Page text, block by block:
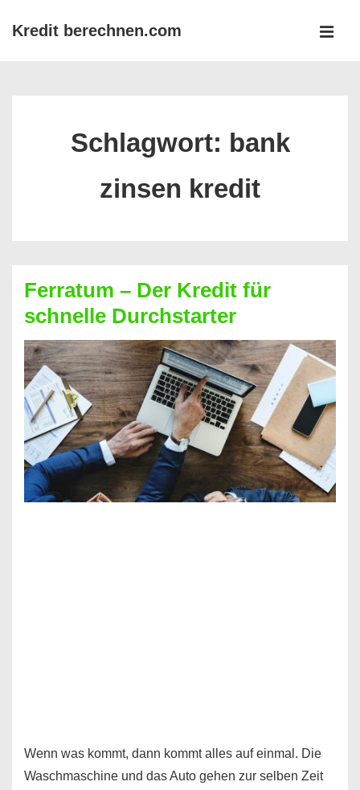
ZumKredit berechnen.com
Schlagwort: bank
zinsen kredit
Ferratum – Der Kredit für
schnelle Durchstarter
Wenn was kommt, dann kommt alles auf einmal. Die
Waschmaschine und das Auto gehen zur selben Zeit